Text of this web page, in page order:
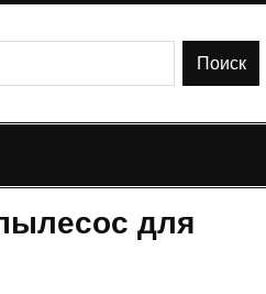
Поиск
для